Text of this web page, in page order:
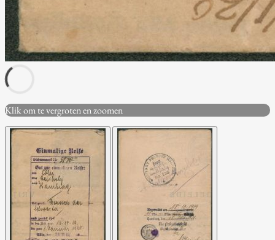
Klik om te vergroten en zoomen